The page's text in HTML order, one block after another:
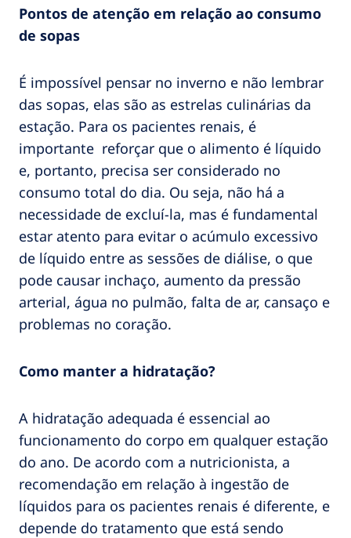
Pontos de atenção em relação ao consumo
de sopas
É impossível pensar no inverno e não lembrar
das sopas, elas são as estrelas culinárias da
estação. Para os pacientes renais, é
importante reforçar que o alimento é líquido
e, portanto, precisa ser considerado no
consumo total do dia. Ou seja, não há a
necessidade de excluí-la, mas é fundamental
estar atento para evitar o acúmulo excessivo
de líquido entre as sessões de diálise, o que
pode causar inchaço, aumento da pressão
arterial, água no pulmão, falta de ar, cansaço e
problemas no coração.
Como manter a hidratação?
A hidratação adequada é essencial ao
funcionamento do corpo em qualquer estação
do ano. De acordo com a nutricionista, a
recomendação em relação à ingestão de
líquidos para os pacientes renais é diferente, e
depende do tratamento que está sendo